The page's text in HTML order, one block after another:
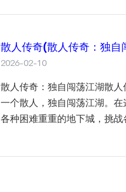
散人传奇(散人传奇：独自
2026-02-10
散人传奇：独自闯荡江湖散
一个散人，独自闯荡江湖。
各种困难重重的地下城，挑